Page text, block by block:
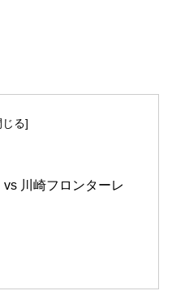
川崎フロンターレ